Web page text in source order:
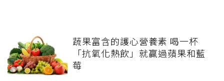
蔬果富含的護心營養素 喝一杯
「抗氧化熱飲」就贏過蘋果和藍
莓